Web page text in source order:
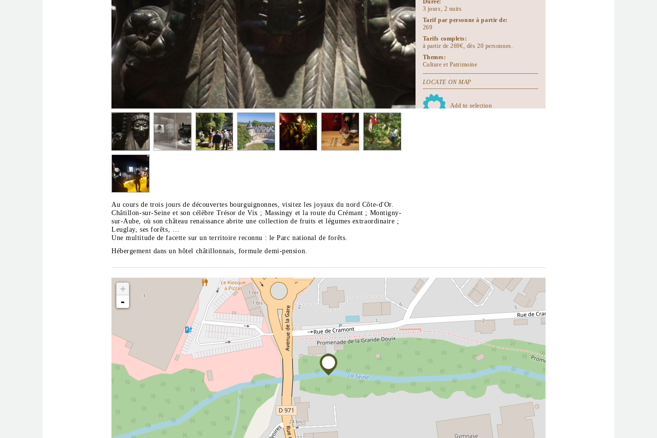
Durée:
3 jours, 2 nuits
Tarif par personne à partir de:
269
Tarifs complets:
à partir de 269€, dès 20 personnes.
Themes:
Culture et Patrimoine
LOCATE ON MAP
Add to selection
Au cours de trois jours de découvertes bourguignonnes, visitez les joyaux du nord Côte-d'Or.
Châtillon-sur-Seine et son célèbre Trésor de Vix ; Massingy et la route du Crémant ; Montigny-
sur-Aube, où son château renaissance abrite une collection de fruits et légumes extraordinaire ;
Leuglay, ses forêts, …
Une multitude de facette sur un territoire reconnu : le Parc national de forêts.
Hébergement dans un hôtel châtillonnais, formule demi-pension.
+
-